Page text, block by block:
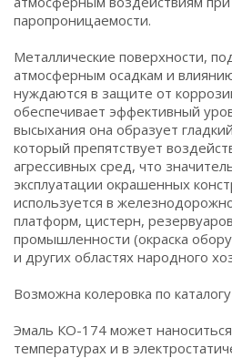
паропроницаемости.
Металлические поверхности,
атмосферным осадкам и
нуждаются в защите от
обеспечивает эффективный
высыхания она образует
который препятствует
агрессивных сред, что
эксплуатации окрашенных
используется в
платформ, цистерн,
промышленности (окраска
и других областях народного
Возможна колеровка по
Эмаль КО-174 может
температурах и в